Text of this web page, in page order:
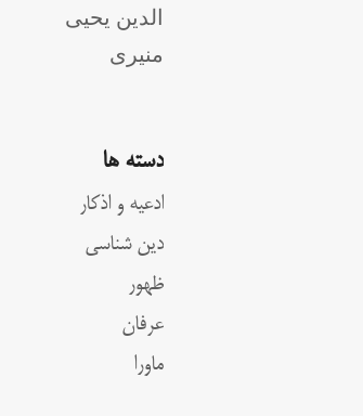
الدین یحیی
منیری
دسته ها
ادعیه و اذکار
دین شناسی
ظهور
عرفان
ماورا